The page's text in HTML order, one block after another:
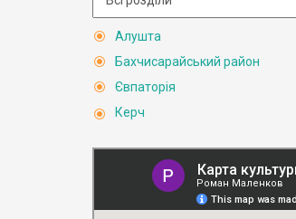
Алушта
Бахчисарайський район
Євпаторія
Керч